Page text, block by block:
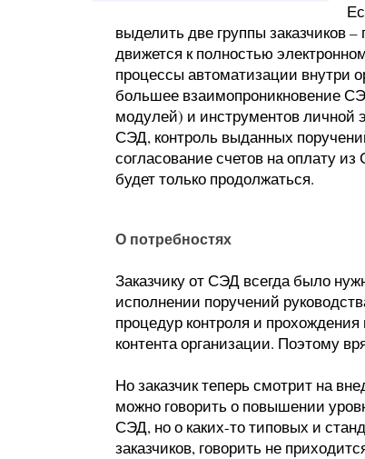
выделить две группы заказчиков
движется к полностью
процессы автоматизации внутри
большее взаимопроникновение
модулей) и инструментов личной
СЭД, контроль выданных
согласование счетов на оплату
будет только продолжаться.
О потребностях
Заказчику от СЭД всегда было
исполнении поручений
процедур контроля и прохождения
контента организации. Поэтому
Но заказчик теперь смотрит на
можно говорить о повышении
СЭД, но о каких-то типовых и
заказчиков, говорить не